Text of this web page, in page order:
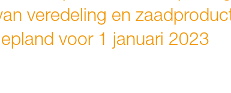
veredeling en
voor 1 januari 2023